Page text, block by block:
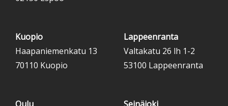
Kuopio
Haapaniemenkatu 13
70110 Kuopio
Lappeenranta
Valtakatu 26 lh 1-2
53100 Lappeenranta
Oulu
Seinäjoki